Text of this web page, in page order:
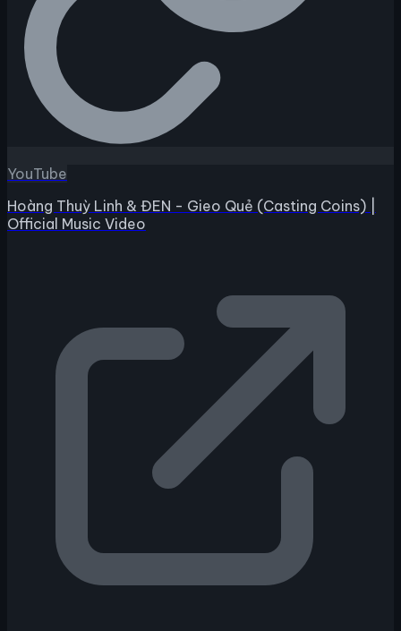
YouTube
Hoàng Thuỳ Linh & ĐEN - Gieo Quẻ (Casting Coins) |
Official Music Video